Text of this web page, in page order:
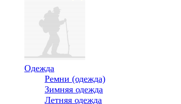
Одежда
Ремни (одежда)
Зимняя одежда
Летняя одежда